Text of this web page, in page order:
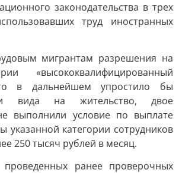
законодательства в трех
труд иностранных
мигрантам разрешения на
«высококвалифицированный
в дальнейшем упростило бы
вида на жительство, двое
выполнили условие по выплате
указанной категории сотрудников
250 тысяч рублей в месяц.
проведенных ранее проверочных